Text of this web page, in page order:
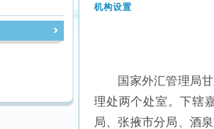
机构设置
国家外汇管理局
理处两个处室。下辖
局、张掖市分局、酒